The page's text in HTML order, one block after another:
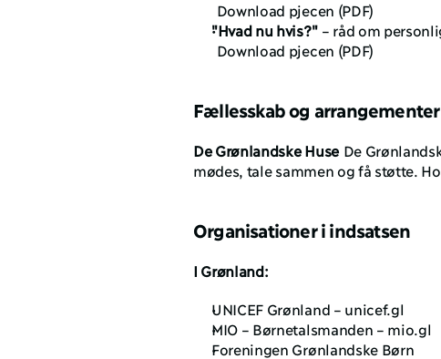
Download pjecen (PDF)
"Hvad nu hvis?" – råd om
Download pjecen (PDF)
Fællesskab og arrangementer
De Grønlandske Huse De
mødes, tale sammen og få støtte.
Organisationer i indsatsen
I Grønland:
UNICEF Grønland – unicef.gl
MIO – Børnetalsmanden – mio.gl
Foreningen Grønlandske Børn